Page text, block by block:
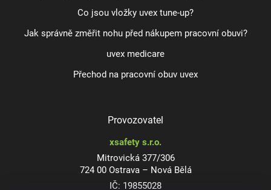
Co jsou vložky uvex tune-up?
Jak správně změřit nohu před nákupem pracovní obuvi?
uvex medicare
Přechod na pracovní obuv uvex
Provozovatel
xsafety s.r.o.
Mitrovická 377/306
724 00 Ostrava – Nová Bělá
IČ: 19855028